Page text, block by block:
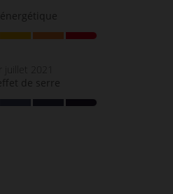
2021
de serre